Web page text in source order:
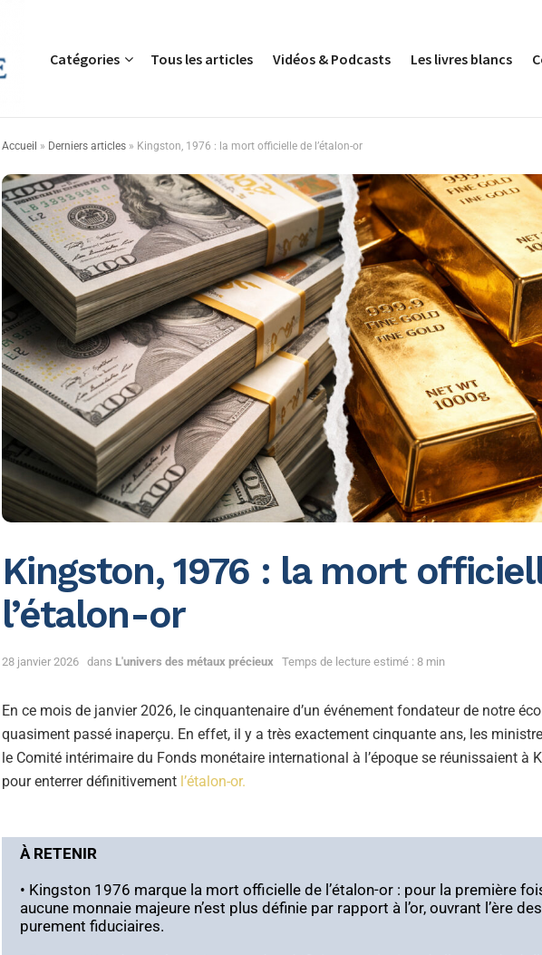
Catégories Tous les articles Vidéos & Podcasts Les livres blancs
Accueil » Derniers articles » Kingston, 1976 : la mort officielle de l’étalon-or
Kingston, 1976 : la mort
l’étalon-or
28 janvier 2026 dans L'univers des métaux précieux Temps de lecture estimé : 8 min
En ce mois de janvier 2026, le cinquantenaire d’un événement fondateur de notre
quasiment passé inaperçu. En effet, il y a très exactement cinquante ans, les
le Comité intérimaire du Fonds monétaire international à l’époque se réunissaient à
pour enterrer définitivement l’étalon-or.
À RETENIR
• Kingston 1976 marque la mort officielle de l’étalon-or : pour la première
aucune monnaie majeure n’est plus définie par rapport à l’or, ouvrant l’ère
purement fiduciaires.